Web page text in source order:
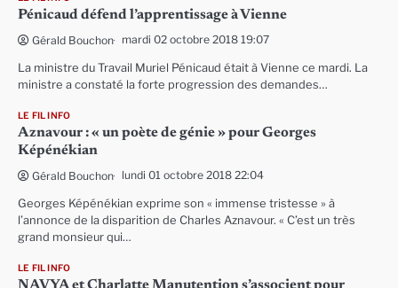
Pénicaud défend l’apprentissage à Vienne
Gérald Bouchon mardi 02 octobre 2018 19:07
La ministre du Travail Muriel Pénicaud était à Vienne ce mardi. La
ministre a constaté la forte progression des demandes…
LE FIL INFO
Aznavour : « un poète de génie » pour Georges
Képénékian
Gérald Bouchon lundi 01 octobre 2018 22:04
Georges Képénékian exprime son « immense tristesse » à
l’annonce de la disparition de Charles Aznavour. « C’est un très
grand monsieur qui…
LE FIL INFO